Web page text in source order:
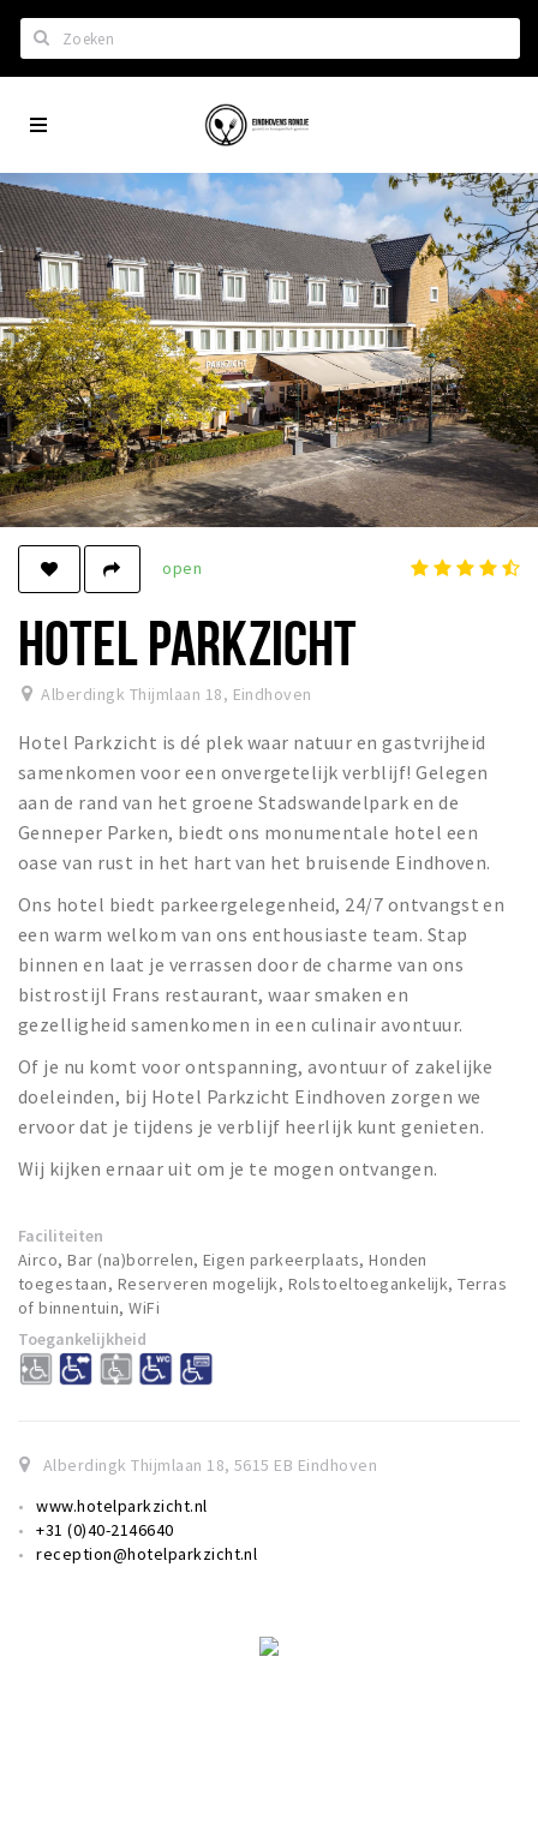
Home
Het laatste nieuws in Eindhoven
Lijstjes met Eindhoven tips
Roddels...
Restaurants en meer
Agenda
Hotels
Eindhovense Rondjes
Te koop en te huur
Winkels
Aanbiedingen
Ook reclame maken?
Over Eindhovens Rondje
Inloggen
City
open
HOTEL PARKZICHT
Alberdingk Thijmlaan 18, Eindhoven
Hotel Parkzicht is dé plek waar natuur en gastvrijheid
samenkomen voor een onvergetelijk verblijf! Gelegen
aan de rand van het groene Stadswandelpark en de
Genneper Parken, biedt ons monumentale hotel een
oase van rust in het hart van het bruisende Eindhoven.
Ons hotel biedt parkeergelegenheid, 24/7 ontvangst en
een warm welkom van ons enthousiaste team. Stap
binnen en laat je verrassen door de charme van ons
bistrostijl Frans restaurant, waar smaken en
gezelligheid samenkomen in een culinair avontuur.
Of je nu komt voor ontspanning, avontuur of zakelijke
doeleinden, bij Hotel Parkzicht Eindhoven zorgen we
ervoor dat je tijdens je verblijf heerlijk kunt genieten.
Wij kijken ernaar uit om je te mogen ontvangen.
Faciliteiten
Airco, Bar (na)borrelen, Eigen parkeerplaats, Honden
toegestaan, Reserveren mogelijk, Rolstoeltoegankelijk, Terras
of binnentuin, WiFi
Toegankelijkheid
Alberdingk Thijmlaan 18, 5615 EB Eindhoven
www.hotelparkzicht.nl
+31 (0)40-2146640
reception@hotelparkzicht.nl